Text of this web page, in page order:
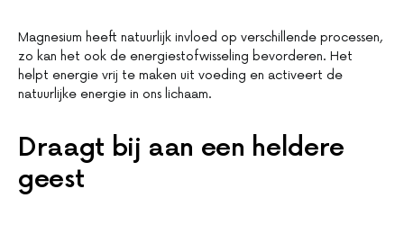
Magnesium heeft natuurlijk invloed op verschillende processen,
zo kan het ook de energiestofwisseling bevorderen. Het
helpt energie vrij te maken uit voeding en activeert de
natuurlijke energie in ons lichaam.
Draagt bij aan een heldere
geest